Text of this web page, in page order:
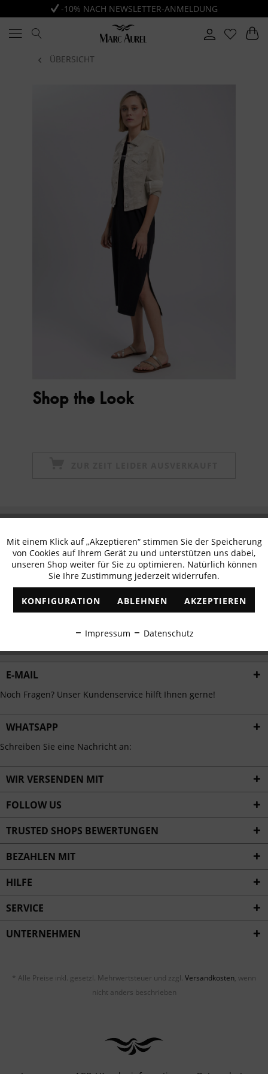
-10% NACH NEWSLETTER-ANMELDUNG
ÜBERSICHT
Shop the Look
erhalten
✓ Exklusive Angebote ✓ Die aktuellsten Trends
E-MAIL
Noch Fragen? Unser Kundenservice hilft Ihnen gerne!
WHATSAPP
Schreiben Sie eine Nachricht an:
WIR VERSENDEN MIT
FOLLOW US
TRUSTED SHOPS BEWERTUNGEN
BEZAHLEN MIT
HILFE
SERVICE
UNTERNEHMEN
* Alle Preise inkl. gesetzl. Mehrwertsteuer und zzgl. Versandkosten, wenn
nicht anders beschrieben
Funktionale Aktiv
Marketing Inaktiv
Tracking Inaktiv
Personalisierung Inaktiv
Service
Mit einem Klick auf „Akzeptieren“ stimmen Sie der Speicherung
von Cookies auf Ihrem Gerät zu und unterstützen uns dabei,
unseren Shop weiter für Sie zu optimieren. Natürlich können
Sie Ihre Zustimmung jederzeit widerrufen.
KONFIGURATION ABLEHNEN AKZEPTIEREN
Impressum Datenschutz